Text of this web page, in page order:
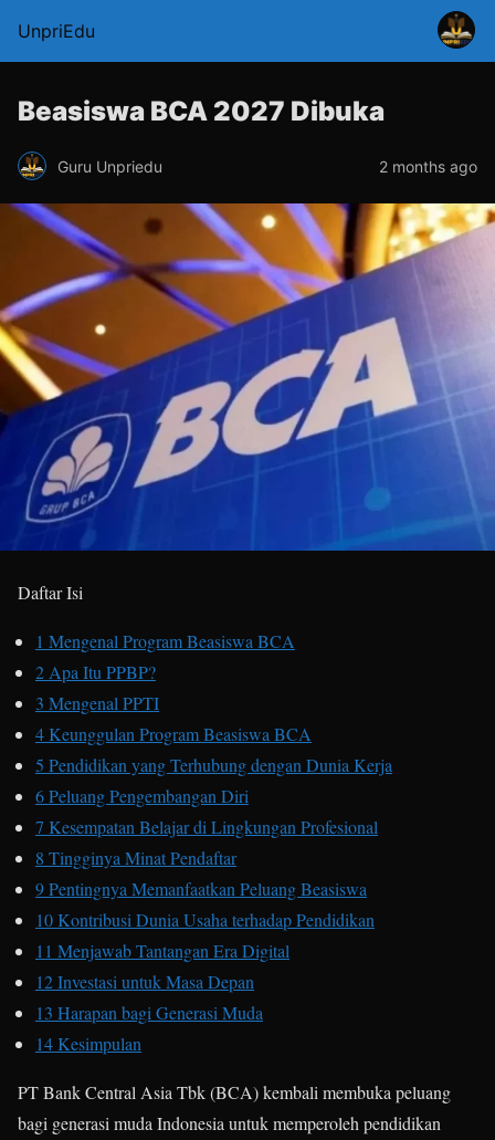
UnpriEdu
Beasiswa BCA 2027 Dibuka
Guru Unpriedu 2 months ago
Daftar Isi
1 Mengenal Program Beasiswa BCA
2 Apa Itu PPBP?
3 Mengenal PPTI
4Keunggulan Program Beasiswa BCA
5 Pendidikan yang Terhubung dengan Dunia Kerja
6Peluang Pengembangan Diri
7 Kesempatan Belajar di Lingkungan Profesional
8 Tingginya Minat Pendaftar
9Pentingnya Memanfaatkan Peluang Beasiswa
10Kontribusi Dunia Usaha terhadap Pendidikan
11 Menjawab Tantangan Era Digital
12Investasi untuk Masa Depan
13 Harapan bagi Generasi Muda
14Kesimpulan
PT Bank Central Asia Tbk (BCA) kembali membuka peluang
bagi generasi muda Indonesia untuk memperoleh pendidikan